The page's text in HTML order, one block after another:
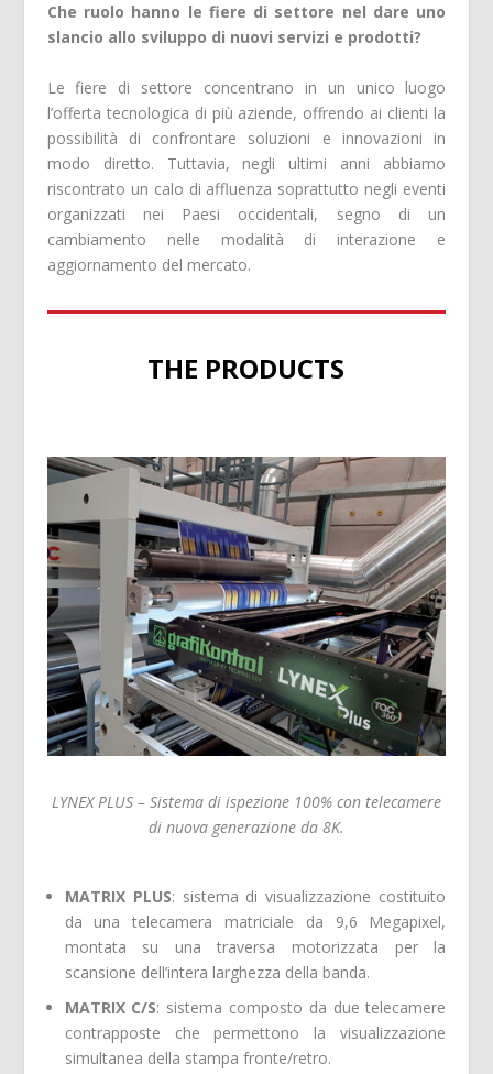
Che ruolo hanno le fiere di settore nel dare uno
slancio allo sviluppo di nuovi servizi e prodotti?
Le fiere di settore concentrano in un unico luogo
l’offerta tecnologica di più aziende, offrendo ai clienti la
possibilità di confrontare soluzioni e innovazioni in
modo diretto. Tuttavia, negli ultimi anni abbiamo
riscontrato un calo di affluenza soprattutto negli eventi
organizzati nei Paesi occidentali, segno di un
cambiamento nelle modalità di interazione e
aggiornamento del mercato.
THE PRODUCTS
LYNEX PLUS – Sistema di ispezione 100% con telecamere
di nuova generazione da 8K.
MATRIX PLUS: sistema di visualizzazione costituito
da una telecamera matriciale da 9,6 Megapixel,
montata su una traversa motorizzata per la
scansione dell’intera larghezza della banda.
MATRIX C/S: sistema composto da due telecamere
contrapposte che permettono la visualizzazione
simultanea della stampa fronte/retro.